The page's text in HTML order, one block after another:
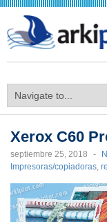
Xerox C60
septiembre 25, 2018 -
Impresoras/copiadoras,